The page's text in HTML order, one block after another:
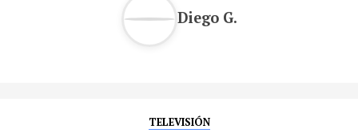
Diego G.
TELEVISIÓN